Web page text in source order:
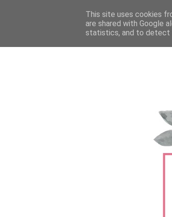
TERMÉKTESZTEK
This site uses cookies
are shared with Google
statistics, and to detect